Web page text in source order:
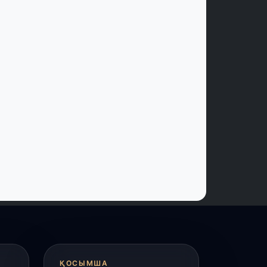
партиясының өңірлік сапары
жеттіҚОСЫМША